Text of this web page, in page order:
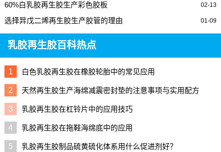
02-13
60%白乳胶再生胶生产彩色胶板
01-09
选择异戊二烯再生胶生产胶管的理由
乳胶再生胶百科热点
1 白色乳胶再生胶在橡胶轮胎中的常见应用
2 天然再生胶生产海绵减震密封垫的注意事项与实用配方
3 乳胶再生胶在杠铃片中的应用技巧
4 乳胶再生胶在拖鞋海绵底中的应用
5 乳胶再生胶制品硫黄硫化体系用什么促进剂好？